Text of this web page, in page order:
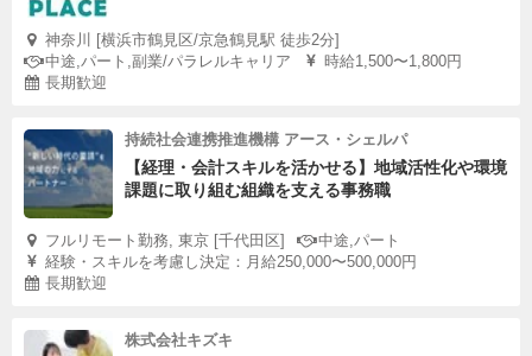
神奈川 [横浜市鶴見区/京急鶴見駅 徒歩2分]
中途,パート,副業/パラレルキャリア
時給1,500〜1,800円
長期歓迎
持続社会連携推進機構 アース・シェルパ
【経理・会計スキルを活かせる】地域活性化や環境
課題に取り組む組織を支える事務職
フルリモート勤務, 東京 [千代田区]
中途,パート
経験・スキルを考慮し決定：月給250,000〜500,000円
長期歓迎
株式会社キズキ